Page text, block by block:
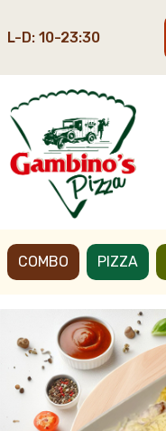
L-D: 10-23:30
COMBO PIZZA